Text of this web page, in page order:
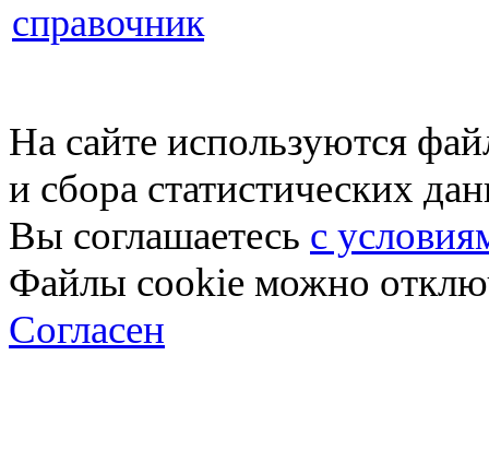
справочник
На сайте используются
и сбора статистических
Вы соглашаетесь с
Файлы cookie можно
Согласен